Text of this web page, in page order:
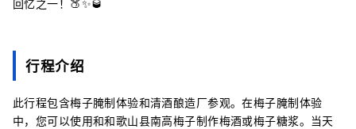
行程介绍
此行程包含梅子腌制体验和清酒酿造厂参观。在梅子腌制体验
中，您可以使用和和歌山县南高梅子制作梅酒或梅子糖浆。当天